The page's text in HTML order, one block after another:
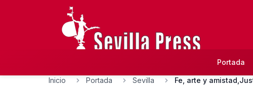
Portada
Inicio Portada Sevilla Fe, arte y